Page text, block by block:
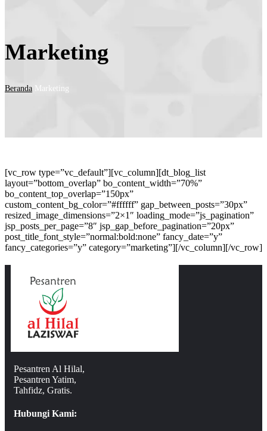
Marketing
Beranda Marketing
[vc_row type=”vc_default”][vc_column][dt_blog_list
layout=”bottom_overlap” bo_content_width=”70%”
bo_content_top_overlap=”150px”
custom_content_bg_color=”#ffffff” gap_between_posts=”30px”
resized_image_dimensions=”2×1″ loading_mode=”js_pagination”
jsp_posts_per_page=”8″ jsp_gap_before_pagination=”20px”
post_title_font_style=”normal:bold:none” fancy_date=”y”
fancy_categories=”y” category=”marketing”][/vc_column][/vc_row]
Pesantren Al Hilal,
Pesantren Yatim,
Tahfidz, Gratis.
Hubungi Kami: